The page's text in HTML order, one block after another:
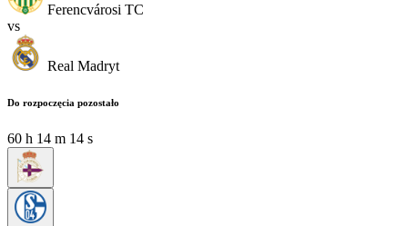
Ferencvárosi TC
vs
Real Madryt
Do rozpoczęcia pozostało
60 h 14 m 13 s